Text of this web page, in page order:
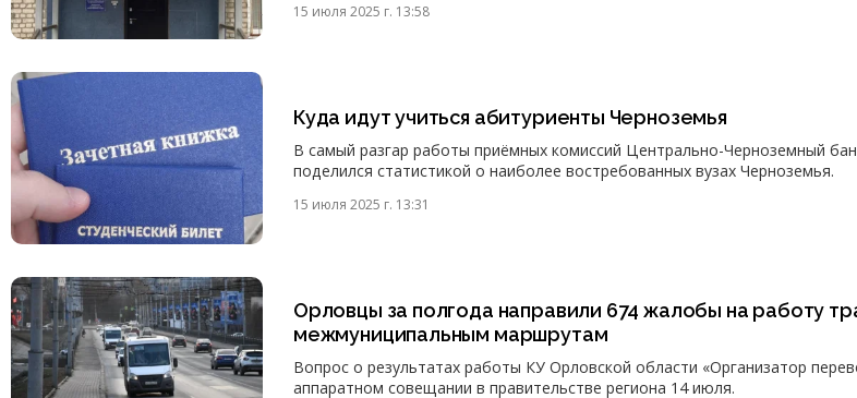
15 июля 2025 г. 13:58
Куда идут учиться абитуриенты Черноземья
В самый разгар работы приёмных комиссий Центрально-Черноземный
поделился статистикой о наиболее востребованных вузах Черноземья.
15 июля 2025 г. 13:31
Орловцы за полгода направили 674 жалобы на работу
межмуниципальным маршрутам
Вопрос о результатах работы КУ Орловской области «Организатор
аппаратном совещании в правительстве региона 14 июля.